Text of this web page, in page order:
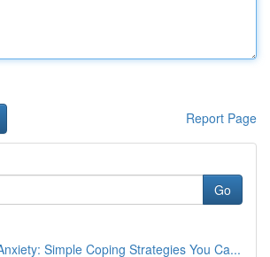
Report Page
Go
Simple Coping Strategies You Ca...